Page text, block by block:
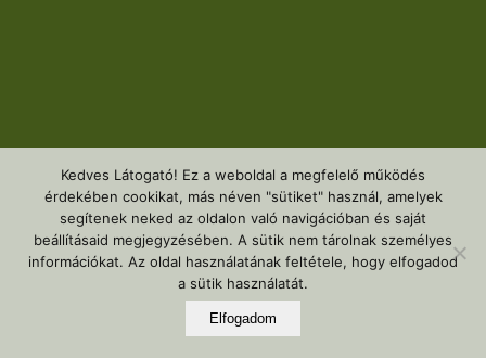
Kedves Látogató! Ez a weboldal a megfelelő működés
érdekében cookikat, más néven "sütiket" használ, amelyek
segítenek neked az oldalon való navigációban és saját
beállításaid megjegyzésében. A sütik nem tárolnak személyes
információkat. Az oldal használatának feltétele, hogy elfogadod
a sütik használatát.
Elfogadom